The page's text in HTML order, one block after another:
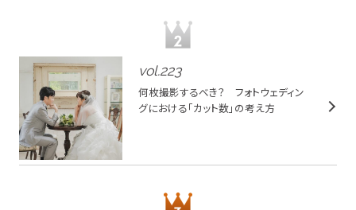
vol.223
何枚撮影するべき？ フォトウェディン
グにおける「カット数」の考え方